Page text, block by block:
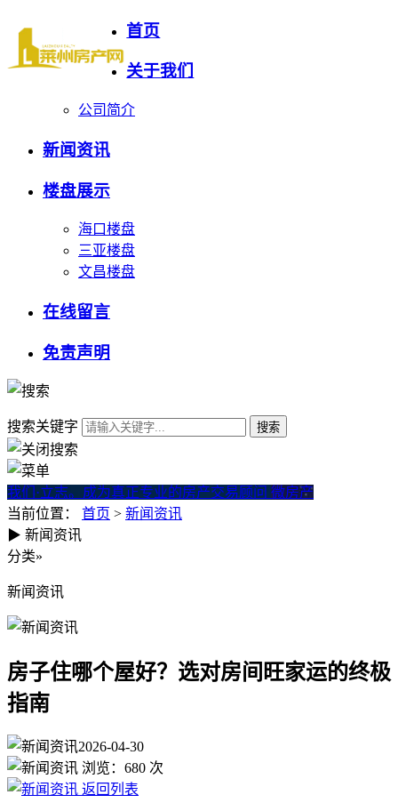
首页
关于我们
公司简介
新闻资讯
楼盘展示
海口楼盘
三亚楼盘
文昌楼盘
在线留言
免责声明
搜索关键字
我们·立志。成为真正专业的房产交易顾问 微房产
当前位置： 首页 > 新闻资讯
房子住哪个屋好？选对房间旺
▶ 新闻资讯
分类»
新闻资讯
房子住哪个屋好？选对房间旺家运的终极
指南
2026-04-30
浏览： 680 次
返回列表